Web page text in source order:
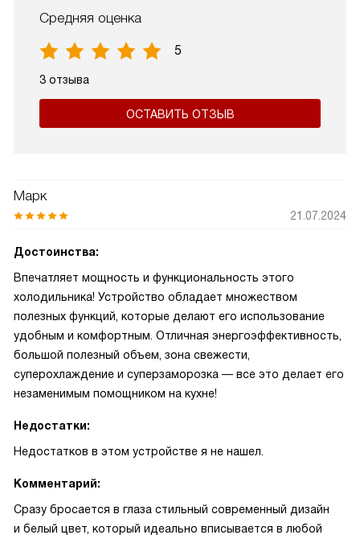
Средняя оценка
5
3 отзыва
ОСТАВИТЬ ОТЗЫВ
Марк
21.07.2024
Достоинства:
Впечатляет мощность и функциональность этого
холодильника! Устройство обладает множеством
полезных функций, которые делают его использование
удобным и комфортным. Отличная энергоэффективность,
большой полезный объем, зона свежести,
суперохлаждение и суперзаморозка — все это делает его
незаменимым помощником на кухне!
Недостатки:
Недостатков в этом устройстве я не нашел.
Комментарий:
Сразу бросается в глаза стильный современный дизайн
и белый цвет, который идеально вписывается в любой